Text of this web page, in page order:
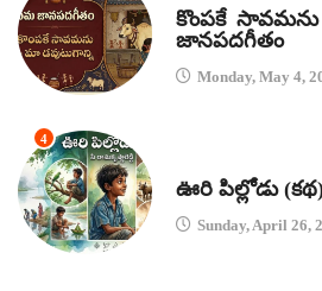
కొంపకే
జానపదగీతం
Monday, May 4,
4
ఊరి పిల్లోడు
Sunday, April 26,